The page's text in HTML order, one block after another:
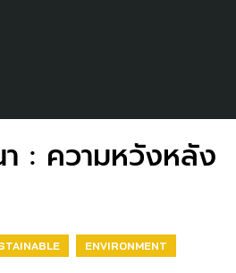
: ความหวังหลัง
ENVIRONMENT